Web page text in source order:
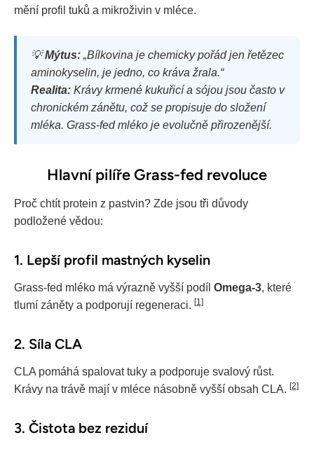
mění profil tuků a mikroživin v mléce.
💡Mýtus: „Bílkovina je chemicky pořád jen řetězec
aminokyselin, je jedno, co kráva žrala.“
Realita: Krávy krmené kukuřicí a sójou jsou často v
chronickém zánětu, což se propisuje do složení
mléka. Grass-fed mléko je evolučně přirozenější.
Hlavní pilíře Grass-fed revoluce
Proč chtít protein z pastvin? Zde jsou tři důvody
podložené vědou:
1. Lepší profil mastných kyselin
Grass-fed mléko má výrazně vyšší podíl Omega-3, které
tlumí záněty a podporují regeneraci. [1]
2. Síla CLA
CLA pomáhá spalovat tuky a podporuje svalový růst.
Krávy na trávě mají v mléce násobně vyšší obsah CLA. [2]
3. Čistota bez reziduí